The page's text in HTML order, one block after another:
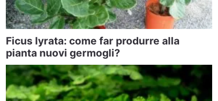
Ficus lyrata: come far produrre alla
pianta nuovi germogli?